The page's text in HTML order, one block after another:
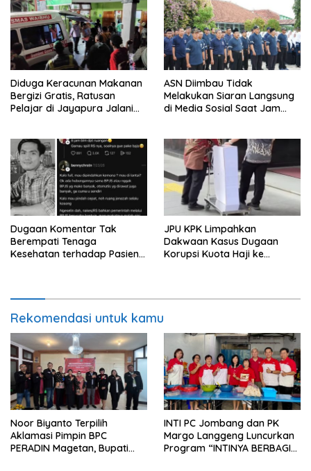
Diduga Keracunan Makanan
Bergizi Gratis, Ratusan
Pelajar di Jayapura Jalani
ASN Diimbau Tidak
Melakukan Siaran Langsung
di Media Sosial Saat Jam
Dugaan Komentar Tak
Berempati Tenaga
Kesehatan terhadap Pasien
JPU KPK Limpahkan
Dakwaan Kasus Dugaan
Korupsi Kuota Haji ke
Rekomendasi untuk kamu
Noor Biyanto Terpilih
Aklamasi Pimpin BPC
PERADIN Magetan, Bupati
INTI PC Jombang dan PK
Margo Langgeng Luncurkan
Program “INTINYA BERBAGI”,